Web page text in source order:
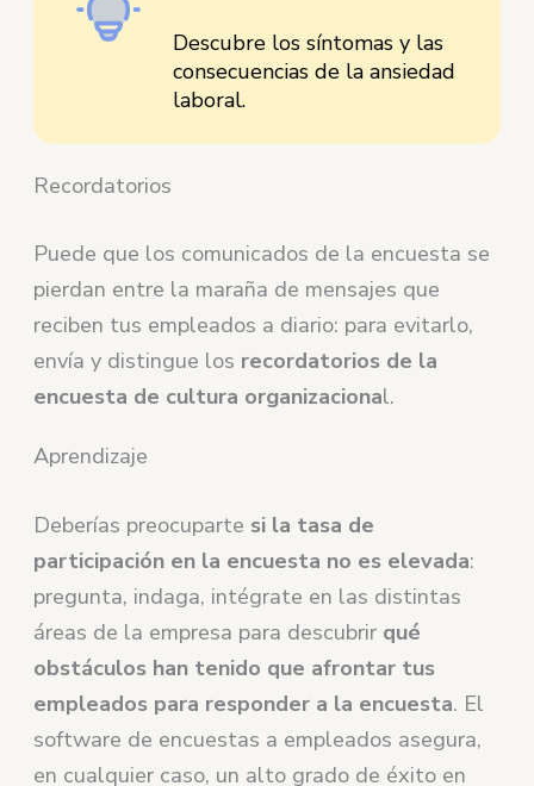
Descubre los síntomas y las
consecuencias de la ansiedad
laboral.
Recordatorios
Puede que los comunicados de la encuesta se
pierdan entre la maraña de mensajes que
reciben tus empleados a diario: para evitarlo,
envía y distingue los recordatorios de la
encuesta de cultura organizacional.
Aprendizaje
Deberías preocuparte si la tasa de
participación en la encuesta no es elevada:
pregunta, indaga, intégrate en las distintas
áreas de la empresa para descubrir qué
obstáculos han tenido que afrontar tus
empleados para responder a la encuesta. El
software de encuestas a empleados asegura,
en cualquier caso, un alto grado de éxito en